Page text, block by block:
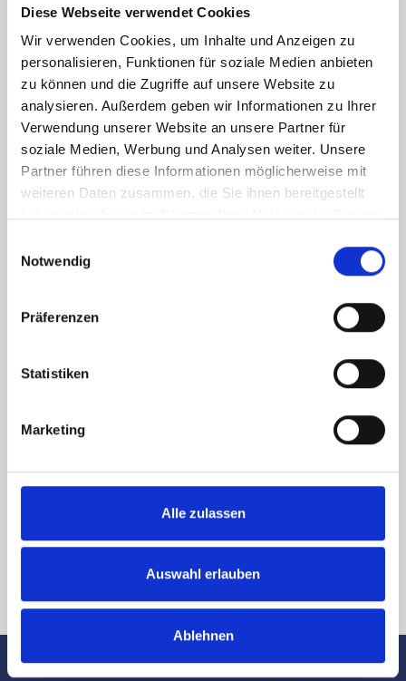
Diese Webseite verwendet Cookies
Wir verwenden Cookies, um Inhalte und Anzeigen zu
personalisieren, Funktionen für soziale Medien anbieten
zu können und die Zugriffe auf unsere Website zu
analysieren. Außerdem geben wir Informationen zu Ihrer
Verwendung unserer Website an unsere Partner für
soziale Medien, Werbung und Analysen weiter. Unsere
Partner führen diese Informationen möglicherweise mit
weiteren Daten zusammen, die Sie ihnen bereitgestellt
Notwendig
Präferenzen
Statistiken
Marketing
Alle zulassen
Auswahl erlauben
Ablehnen
zur Kenntnis genommen. Ich stimme
zu, dass meine Angaben und Daten zur Beantwortung meiner Anfrage